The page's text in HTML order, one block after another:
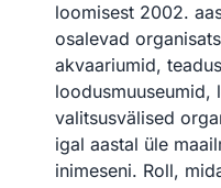
loomisest 2002.
osalevad
akvaariumid,
loodusmuuseumid,
valitsusvälised
igal aastal üle
inimeseni. Roll,